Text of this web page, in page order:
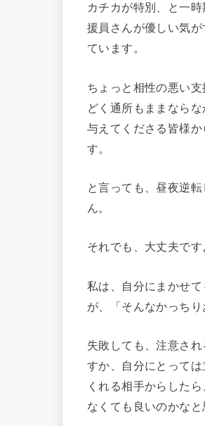
カチカが特別、と一
援員さんが優しい気
ています。
ちょっと相性の悪い
どく通所もままなら
与えてくださる皆様
す。
と言っても、昼夜逆
ん。
それでも、大丈夫で
私は、自分にまかせ
が、「そんなかっち
失敗しても、注意さ
すか、自分にとって
くれる相手からした
なくても良いのかなと